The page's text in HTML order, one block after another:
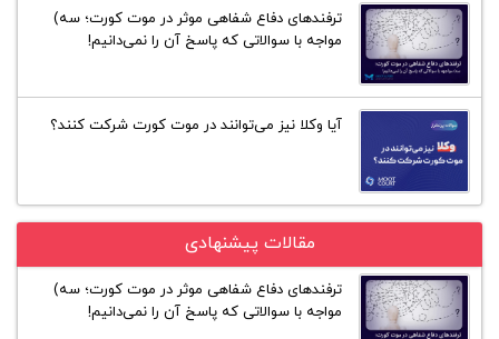
ترفند‌های دفاع شفاهی موثر در موت کورت؛ سه)
مواجه با سوالاتی که پاسخ آن را نمی‌دانیم!
آیا وکلا نیز می‌توانند در موت کورت شرکت کنند؟
مقالات پیشنهادی
ترفند‌های دفاع شفاهی موثر در موت کورت؛ سه)
مواجه با سوالاتی که پاسخ آن را نمی‌دانیم!